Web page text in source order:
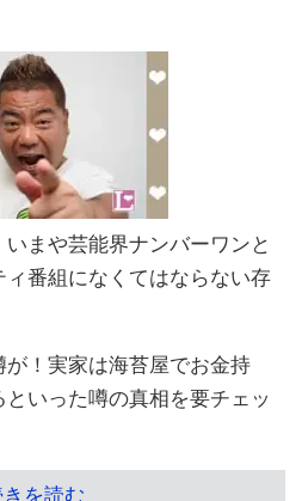
まや芸能界ナンバーワンと
番組になくてはならない存
が！実家は海苔屋でお金持
いった噂の真相を要チェッ
を読む